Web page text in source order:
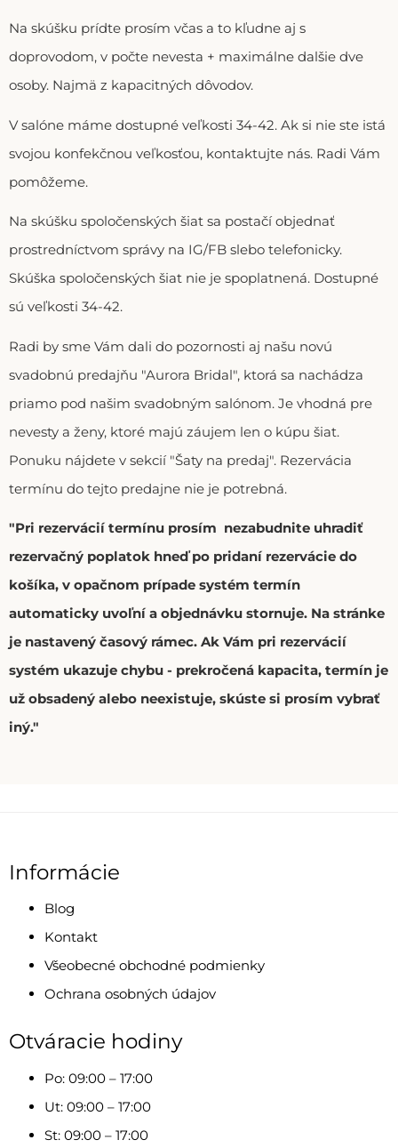
Na skúšku prídte prosím včas a to kľudne aj s
doprovodom, v počte nevesta + maximálne dalšie dve
osoby. Najmä z kapacitných dôvodov.
V salóne máme dostupné veľkosti 34-42. Ak si nie ste istá
svojou konfekčnou veľkosťou, kontaktujte nás. Radi Vám
pomôžeme.
Na skúšku spoločenských šiat sa postačí objednať
prostredníctvom správy na IG/FB slebo telefonicky.
Skúška spoločenských šiat nie je spoplatnená. Dostupné
sú veľkosti 34-42.
Radi by sme Vám dali do pozornosti aj našu novú
svadobnú predajňu "Aurora Bridal", ktorá sa nachádza
priamo pod našim svadobným salónom. Je vhodná pre
nevesty a ženy, ktoré majú záujem len o kúpu šiat.
Ponuku nájdete v sekcií "Šaty na predaj". Rezervácia
termínu do tejto predajne nie je potrebná.
"Pri rezervácií termínu prosím nezabudnite uhradiť
rezervačný poplatok hneď po pridaní rezervácie do
košíka, v opačnom prípade systém termín
automaticky uvoľní a objednávku stornuje. Na stránke
je nastavený časový rámec. Ak Vám pri rezervácií
systém ukazuje chybu - prekročená kapacita, termín je
už obsadený alebo neexistuje, skúste si prosím vybrať
iný."
Informácie
Blog
Kontakt
Všeobecné obchodné podmienky
Ochrana osobných údajov
Otváracie hodiny
Po: 09:00 – 17:00
Ut: 09:00 – 17:00
St: 09:00 – 17:00